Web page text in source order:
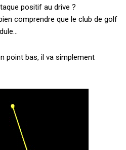
positif au drive ?
comprendre que le club de golf
point bas, il va simplement